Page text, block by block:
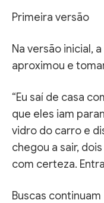
Primeira versão
Na versão inicial,
aproximou e
“Eu saí de casa
que eles iam
vidro do carro e
chegou a sair,
com certeza.
Buscas continuam